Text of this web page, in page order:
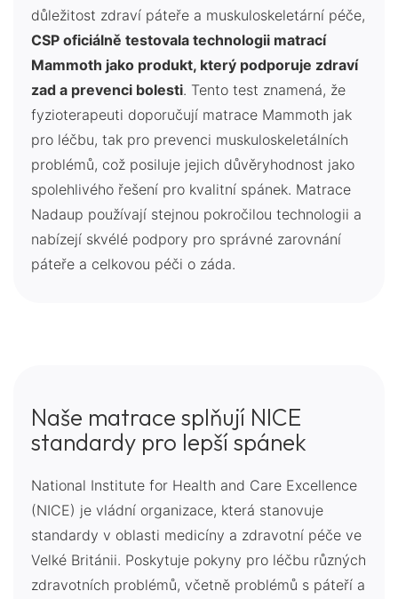
důležitost zdraví páteře a muskuloskeletární péče,
CSP oficiálně testovala technologii matrací
Mammoth jako produkt, který podporuje zdraví
zad a prevenci bolesti. Tento test znamená, že
fyzioterapeuti doporučují matrace Mammoth jak
pro léčbu, tak pro prevenci muskuloskeletálních
problémů, což posiluje jejich důvěryhodnost jako
spolehlivého řešení pro kvalitní spánek. Matrace
Nadaup používají stejnou pokročilou technologii a
nabízejí skvélé podpory pro správné zarovnání
páteře a celkovou péči o záda.
Naše matrace splňují NICE
standardy pro lepší spánek
National Institute for Health and Care Excellence
(NICE) je vládní organizace, která stanovuje
standardy v oblasti medicíny a zdravotní péče ve
Velké Británii. Poskytuje pokyny pro léčbu různých
zdravotních problémů, včetně problémů s páteří a